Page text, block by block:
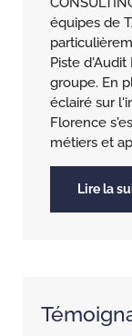
équipes de
Piste
groupe. En
éclairé sur
Florence
métiers et
Lire la